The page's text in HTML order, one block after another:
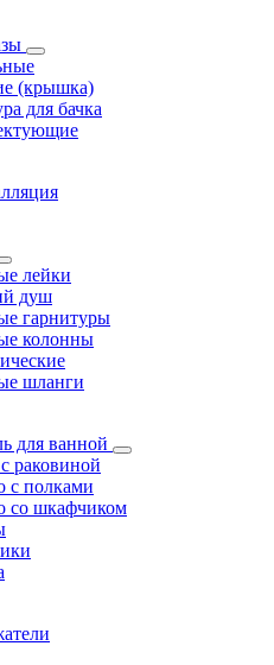
(крышка)
для бачка
лейки
душ
гарнитуры
колонны
шланги
для ванной
раковиной
с полками
со шкафчиком